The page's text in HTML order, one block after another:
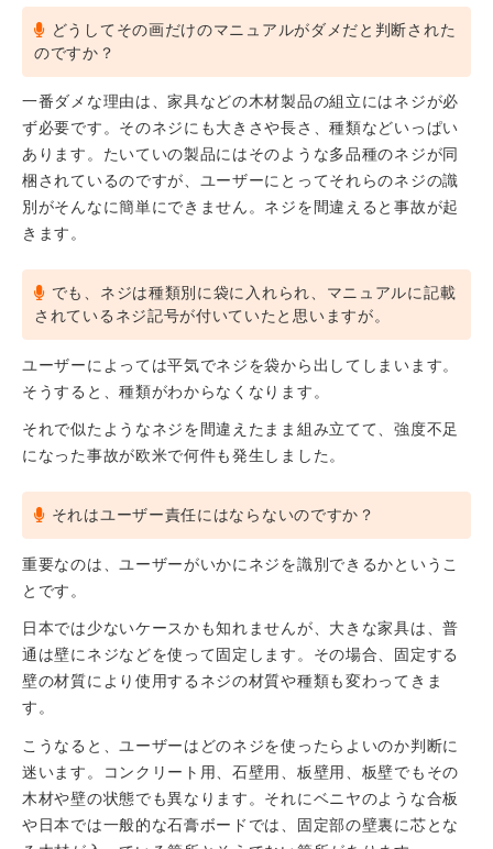
どうしてその画だけのマニュアルがダメだと判断された
のですか？
一番ダメな理由は、家具などの木材製品の組立にはネジが必
ず必要です。そのネジにも大きさや長さ、種類などいっぱい
あります。たいていの製品にはそのような多品種のネジが同
梱されているのですが、ユーザーにとってそれらのネジの識
別がそんなに簡単にできません。ネジを間違えると事故が起
きます。
でも、ネジは種類別に袋に入れられ、マニュアルに記載
されているネジ記号が付いていたと思いますが。
ユーザーによっては平気でネジを袋から出してしまいます。
そうすると、種類がわからなくなります。
それで似たようなネジを間違えたまま組み立てて、強度不足
になった事故が欧米で何件も発生しました。
それはユーザー責任にはならないのですか？
重要なのは、ユーザーがいかにネジを識別できるかというこ
とです。
日本では少ないケースかも知れませんが、大きな家具は、普
通は壁にネジなどを使って固定します。その場合、固定する
壁の材質により使用するネジの材質や種類も変わってきま
す。
こうなると、ユーザーはどのネジを使ったらよいのか判断に
迷います。コンクリート用、石壁用、板壁用、板壁でもその
木材や壁の状態でも異なります。それにベニヤのような合板
や日本では一般的な石膏ボードでは、固定部の壁裏に芯とな